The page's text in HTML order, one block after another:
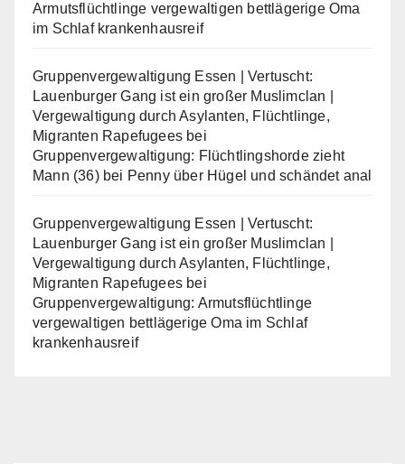
Armutsflüchtlinge vergewaltigen bettlägerige Oma
im Schlaf krankenhausreif
Gruppenvergewaltigung Essen | Vertuscht:
Lauenburger Gang ist ein großer Muslimclan |
Vergewaltigung durch Asylanten, Flüchtlinge,
Migranten Rapefugees bei
Gruppenvergewaltigung: Flüchtlingshorde zieht
Mann (36) bei Penny über Hügel und schändet anal
Gruppenvergewaltigung Essen | Vertuscht:
Lauenburger Gang ist ein großer Muslimclan |
Vergewaltigung durch Asylanten, Flüchtlinge,
Migranten Rapefugees bei
Gruppenvergewaltigung: Armutsflüchtlinge
vergewaltigen bettlägerige Oma im Schlaf
krankenhausreif